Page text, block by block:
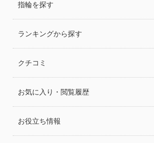
指輪を探す
ランキングから探す
クチコミ
お気に入り・閲覧履歴
お役立ち情報